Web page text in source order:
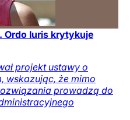
Iuris krytykuje
projekt ustawy o
wskazując, że mimo
prowadzą do